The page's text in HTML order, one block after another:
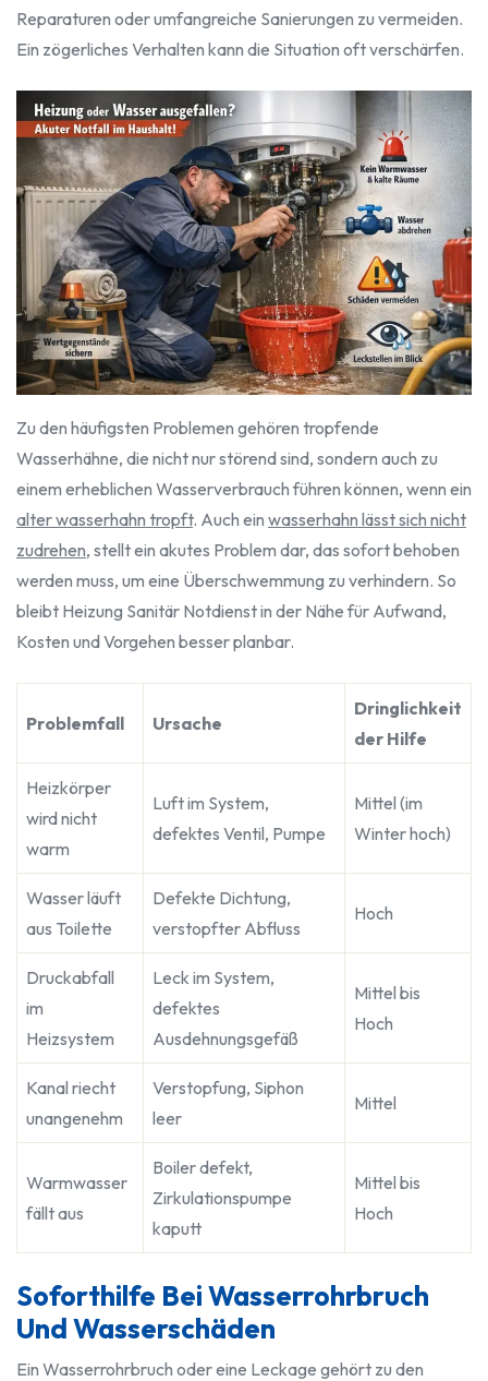
Reparaturen oder umfangreiche Sanierungen zu vermeiden.
Ein zögerliches Verhalten kann die Situation oft verschärfen.
Zu den häufigsten Problemen gehören tropfende
Wasserhähne, die nicht nur störend sind, sondern auch zu
einem erheblichen Wasserverbrauch führen können, wenn ein
alter wasserhahn tropft. Auch ein wasserhahn lässt sich nicht
zudrehen, stellt ein akutes Problem dar, das sofort behoben
werden muss, um eine Überschwemmung zu verhindern. So
bleibt Heizung Sanitär Notdienst in der Nähe für Aufwand,
Kosten und Vorgehen besser planbar.
Problemfall Ursache
Dringlichkeit
der Hilfe
Heizkörper
wird nicht
warm
Luft im System,
defektes Ventil, Pumpe
Mittel (im
Winter hoch)
Wasser läuft
aus Toilette
Defekte Dichtung,
verstopfter Abfluss
Hoch
Druckabfall
im
Heizsystem
Leck im System,
defektes
Ausdehnungsgefäß
Mittel bis
Hoch
Kanal riecht
unangenehm
Verstopfung, Siphon
leer
Mittel
Warmwasser
fällt aus
Boiler defekt,
Zirkulationspumpe
kaputt
Mittel bis
Hoch
Soforthilfe Bei Wasserrohrbruch
Und Wasserschäden
Ein Wasserrohrbruch oder eine Leckage gehört zu den